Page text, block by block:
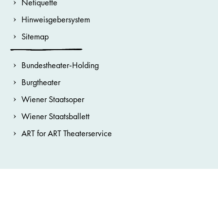
Hinweisgebersystem
Sitemap
Bundestheater-Holding
Burgtheater
Wiener Staatsoper
Wiener Staatsballett
ART for ART Theaterservice